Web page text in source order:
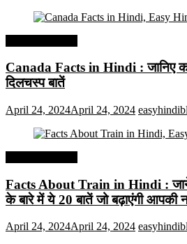
Canada Facts in Hindi : जानिए
दिलचस्प बातें
April 24, 2024April 24, 2024
Facts About Train in Hindi :
के बारे में ये 20 बातें जो बढ़ाएंगी आपकी
April 24, 2024April 24, 2024